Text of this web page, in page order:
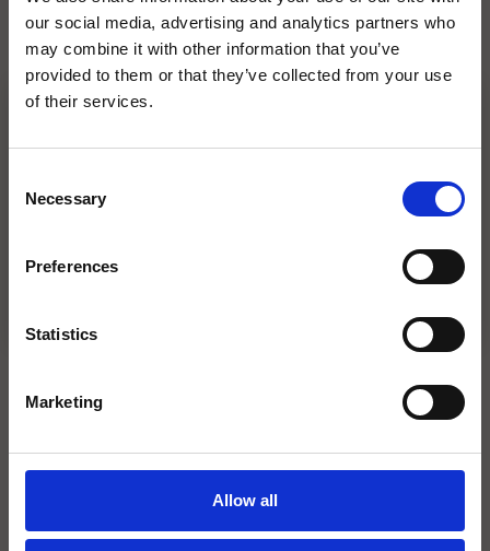
our social media, advertising and analytics partners who
may combine it with other information that you’ve
provided to them or that they’ve collected from your use
of their services.
Selection
Necessary
Preferences
Statistics
Marketing
Allow all
SOJAPROTEIN, salt), glukosfruktos sirap, salt, färsk
chili, lök, vitlök, rödvinsvinäger (innehåller
SO2>10ppm), ÄGGULAPULVER, rökarom,
vitvinsvinäger, modifierad stärkelse,
konserveringsmedel (E202, E211),
förtjockningsmedel (E415, E412), färgämne (E150c
NÄRINGSVÄRDE (PER 100G)
ENERGI 1564 KJ / 374 KCAL